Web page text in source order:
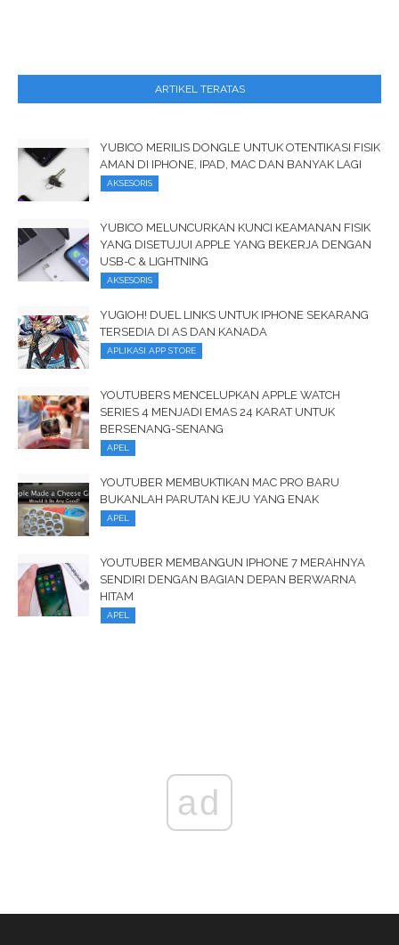
ARTIKEL TERATAS
YUBICO MERILIS DONGLE UNTUK OTENTIKASI FISIK
AMAN DI IPHONE, IPAD, MAC DAN BANYAK LAGI
AKSESORIS
YUBICO MELUNCURKAN KUNCI KEAMANAN FISIK
YANG DISETUJUI APPLE YANG BEKERJA DENGAN
USB-C & LIGHTNING
AKSESORIS
YUGIOH! DUEL LINKS UNTUK IPHONE SEKARANG
TERSEDIA DI AS DAN KANADA
APLIKASI APP STORE
YOUTUBERS MENCELUPKAN APPLE WATCH
SERIES 4 MENJADI EMAS 24 KARAT UNTUK
BERSENANG-SENANG
APEL
YOUTUBER MEMBUKTIKAN MAC PRO BARU
BUKANLAH PARUTAN KEJU YANG ENAK
APEL
YOUTUBER MEMBANGUN IPHONE 7 MERAHNYA
SENDIRI DENGAN BAGIAN DEPAN BERWARNA
HITAM
APEL
ad